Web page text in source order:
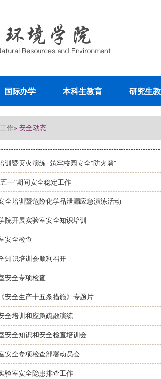
国际办学 本科生教育 研究生
作» 安全动态
训暨灭火演练 筑牢校园安全“防火墙”
一”期间安全稳定工作
全培训暨危险化学品泄漏应急演练活动
院开展实验室安全知识培训
安全检查
知识培训会顺利召开
安全专项检查
安全生产十五条措施》专题片
全培训和应急疏散演练
安全知识和安全检查培训会
安全专项检查部署动员会
验室安全隐患排查工作